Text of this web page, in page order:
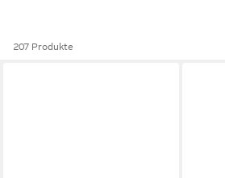
207 Produkte